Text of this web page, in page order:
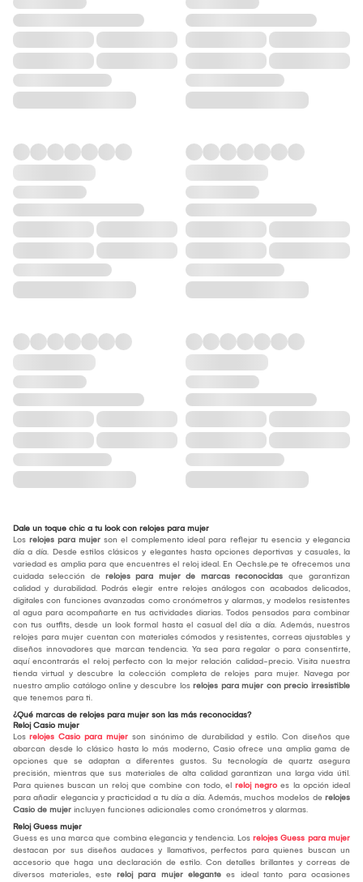
Dale un toque chic a tu look con relojes para mujer
Los relojes para mujer son el complemento ideal para reflejar tu esencia y elegancia
día a día. Desde estilos clásicos y elegantes hasta opciones deportivas y casuales, la
variedad es amplia para que encuentres el reloj ideal. En Oechsle.pe te ofrecemos una
cuidada selección de relojes para mujer de marcas reconocidas que garantizan
calidad y durabilidad. Podrás elegir entre relojes análogos con acabados delicados,
digitales con funciones avanzadas como cronómetros y alarmas, y modelos resistentes
al agua para acompañarte en tus actividades diarias. Todos pensados para combinar
con tus outfits, desde un look formal hasta el casual del día a día. Además, nuestros
relojes para mujer cuentan con materiales cómodos y resistentes, correas ajustables y
diseños innovadores que marcan tendencia. Ya sea para regalar o para consentirte,
aquí encontrarás el reloj perfecto con la mejor relación calidad-precio. Visita nuestra
tienda virtual y descubre la colección completa de relojes para mujer. Navega por
nuestro amplio catálogo online y descubre los relojes para mujer con precio irresistible
que tenemos para ti.
¿Qué marcas de relojes para mujer son las más reconocidas?
Reloj Casio mujer
Los relojes Casio para mujer son sinónimo de durabilidad y estilo. Con diseños que
abarcan desde lo clásico hasta lo más moderno, Casio ofrece una amplia gama de
opciones que se adaptan a diferentes gustos. Su tecnología de quartz asegura
precisión, mientras que sus materiales de alta calidad garantizan una larga vida útil.
Para quienes buscan un reloj que combine con todo, el reloj negro es la opción ideal
para añadir elegancia y practicidad a tu día a día. Además, muchos modelos de relojes
Casio de mujer incluyen funciones adicionales como cronómetros y alarmas.
Reloj Guess mujer
Guess es una marca que combina elegancia y tendencia. Los relojes Guess para mujer
destacan por sus diseños audaces y llamativos, perfectos para quienes buscan un
accesorio que haga una declaración de estilo. Con detalles brillantes y correas de
diversos materiales, este reloj para mujer elegante es ideal tanto para ocasiones